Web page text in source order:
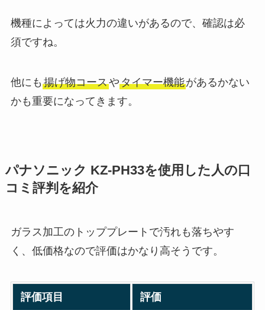
機種によっては火力の違いがあるので、確認は必
須ですね。
他にも 揚げ物コースやタイマー機能があるかない
かも重要になってきます。
パナソニック KZ-PH33を使用した人の口
コミ評判を紹介
ガラス加工のトッププレートで汚れも落ちやす
く、低価格なので評価はかなり高そうです。
評価項目 評価